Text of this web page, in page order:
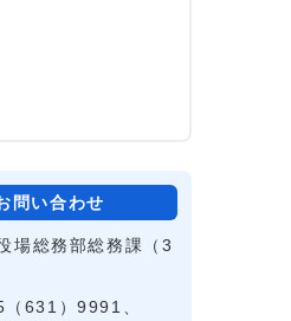
問い合わせ
場総務部総務課（3
631）9991、